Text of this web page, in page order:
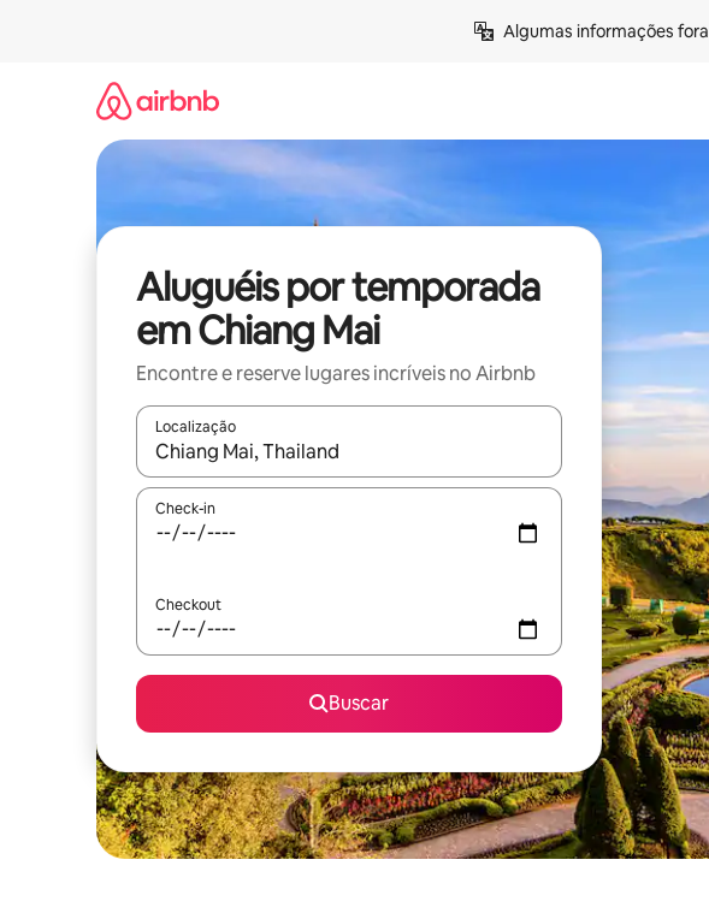
Algumas informações
Aluguéis por temporada
em Chiang Mai
Encontre e reserve lugares incríveis no Airbnb
Localização
Quando os resultados estiverem disponíveis, explore-os usando as
Check-in
Checkout
Buscar